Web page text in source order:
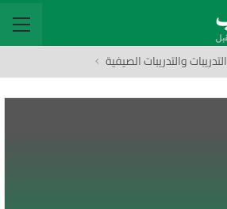
التدريبات والتدريبات الصيفية